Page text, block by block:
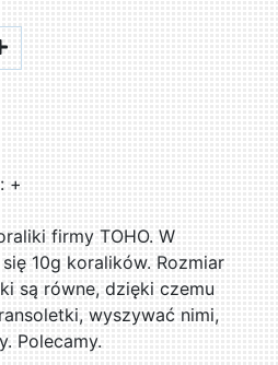
+
firmy TOHO. W
10g koralików. Rozmiar
są równe, dzięki czemu
wyszywać nimi,
Polecamy.